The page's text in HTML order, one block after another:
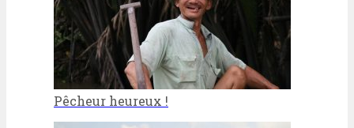
Pêcheur heureux !